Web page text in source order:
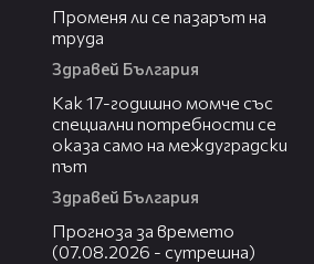
Променя ли се пазарът на
труда
Здравей България
Как 17-годишно момче със
специални потребности се
оказа само на междуградски
път
Здравей България
Прогноза за времето
(07.08.2026 - сутрешна)